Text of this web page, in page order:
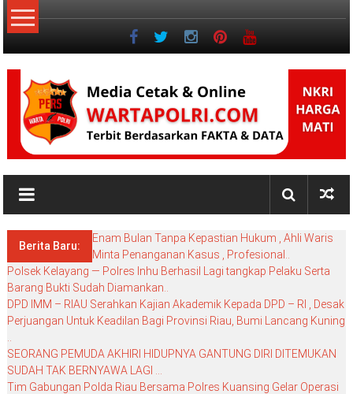
Lompat
ke
NKRI
My
BlogBerita Baru:
Enam Bulan Tanpa Kepastian Hukum , Ahli Waris
Minta Penanganan Kasus , Profesional..
Polsek Kelayang — Polres Inhu Berhasil Lagi tangkap Pelaku Serta
Barang Bukti Sudah Diamankan..
DPD IMM – RIAU Serahkan Kajian Akademik Kepada DPD – RI , Desak
Perjuangan Untuk Keadilan Bagi Provinsi Riau, Bumi Lancang Kuning
SEORANG PEMUDA AKHIRI HIDUPNYA GANTUNG DIRI DITEMUKAN
SUDAH TAK BERNYAWA LAGI …
Tim Gabungan Polda Riau Bersama Polres Kuansing Gelar Operasi